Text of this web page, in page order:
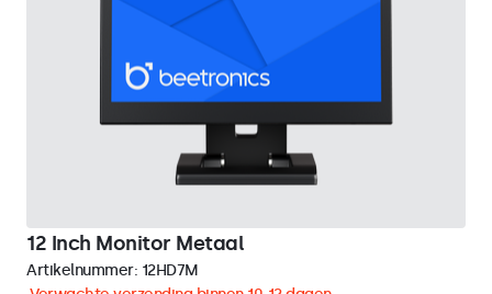
12 Inch Monitor Metaal
Artikelnummer: 12HD7M